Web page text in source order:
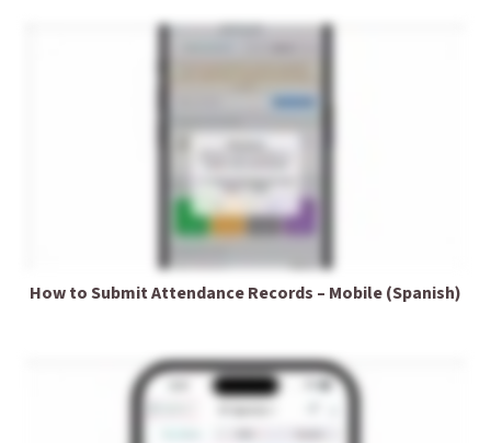
How to Submit Attendance Records – Mobile (Spanish)